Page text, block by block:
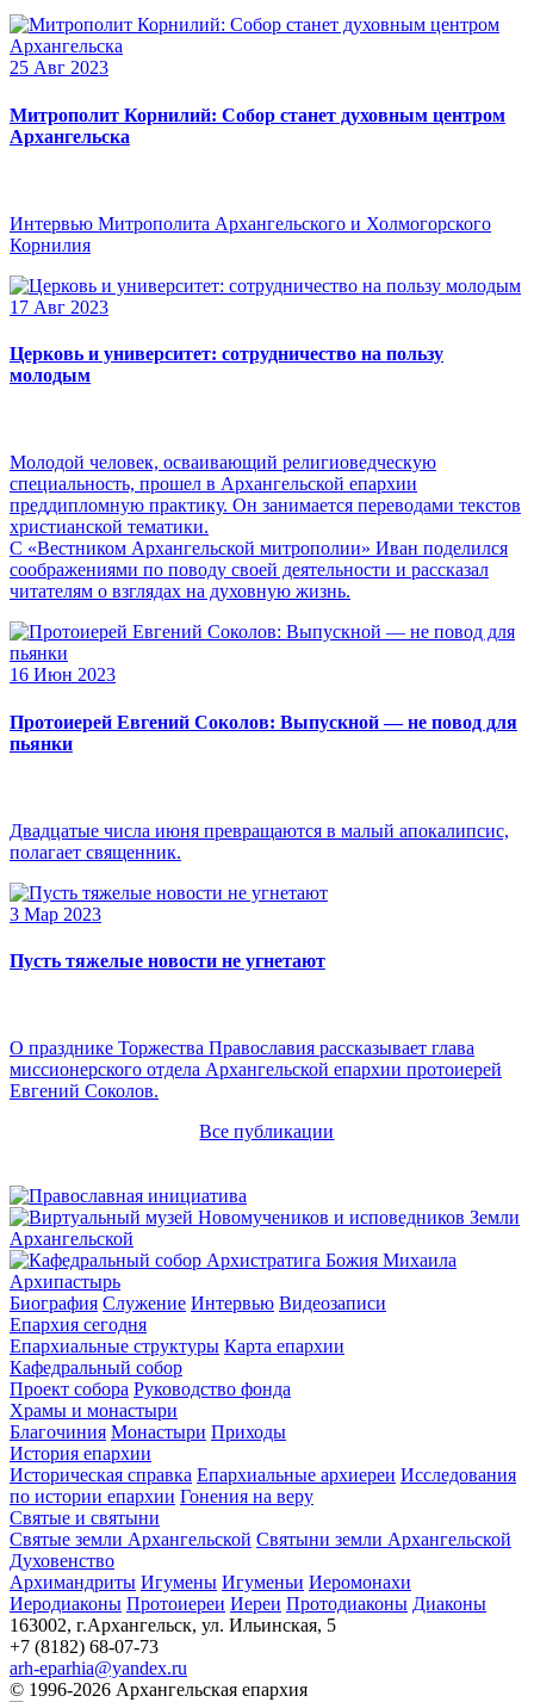
25 Авг 2023
Митрополит Корнилий: Собор станет духовным центром
Архангельска
Интервью Митрополита Архангельского и Холмогорского
Корнилия
17 Авг 2023
Церковь и университет: сотрудничество на пользу
молодым
Молодой человек, осваивающий религиоведческую
специальность, прошел в Архангельской епархии
преддипломную практику. Он занимается переводами текстов
христианской тематики.
С «Вестником Архангельской митрополии» Иван поделился
соображениями по поводу своей деятельности и рассказал
читателям о взглядах на духовную жизнь.
16 Июн 2023
Протоиерей Евгений Соколов: Выпускной — не повод для
пьянки
Двадцатые числа июня превращаются в малый апокалипсис,
полагает священник.
3 Мар 2023
Пусть тяжелые новости не угнетают
О празднике Торжества Православия рассказывает глава
миссионерского отдела Архангельской епархии протоиерей
Евгений Соколов.
Все публикации
Архипастырь
Биография Служение Интервью Видеозаписи
Епархия сегодня
Епархиальные структуры Карта епархии
Кафедральный собор
Проект собора Руководство фонда
Храмы и монастыри
Благочиния Монастыри Приходы
История епархии
Историческая справка Епархиальные архиереи Исследования
по истории епархии Гонения на веру
Святые и святыни
Святые земли Архангельской Святыни земли Архангельской
Духовенство
Архимандриты Игумены Игуменьи Иеромонахи
Иеродиаконы Протоиереи Иереи Протодиаконы Диаконы
163002, г.Архангельск, ул. Ильинская, 5
+7 (8182) 68-07-73
arh-eparhia@yandex.ru
© 1996-2026 Архангельская епархия